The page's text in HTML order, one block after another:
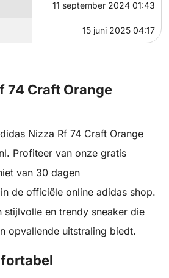
11 september 2024 01:43
15 juni 2025 04:17
74 Craft Orange
Nizza Rf 74 Craft Orange
Profiteer van onze gratis
van 30 dagen
de officiële online adidas shop.
stijlvolle en trendy sneaker die
opvallende uitstraling biedt.